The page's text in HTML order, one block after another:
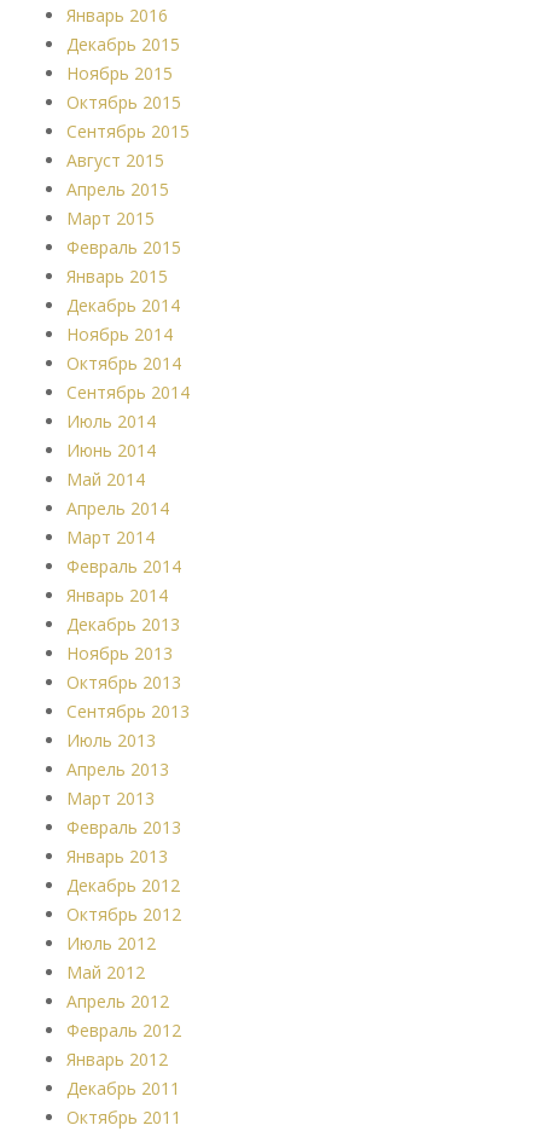
Январь 2016
Декабрь 2015
Ноябрь 2015
Октябрь 2015
Сентябрь 2015
Август 2015
Апрель 2015
Март 2015
Февраль 2015
Январь 2015
Декабрь 2014
Ноябрь 2014
Октябрь 2014
Сентябрь 2014
Июль 2014
Июнь 2014
Май 2014
Апрель 2014
Март 2014
Февраль 2014
Январь 2014
Декабрь 2013
Ноябрь 2013
Октябрь 2013
Сентябрь 2013
Июль 2013
Апрель 2013
Март 2013
Февраль 2013
Январь 2013
Декабрь 2012
Октябрь 2012
Июль 2012
Май 2012
Апрель 2012
Февраль 2012
Январь 2012
Декабрь 2011
Октябрь 2011